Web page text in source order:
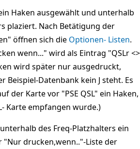
Haken ausgewählt und unterhalb
plaziert. Nach Betätigung der
öffnen sich die Optionen- Listen.
wenn..." wird als Eintrag "QSLr <>
wird später nur ausgedruckt,
Beispiel-Datenbank kein J steht. Es
der Karte vor "PSE QSL" ein Haken,
Karte empfangen wurde.)
des Freq-Platzhalters ein
"Nur drucken,wenn.."-Liste der